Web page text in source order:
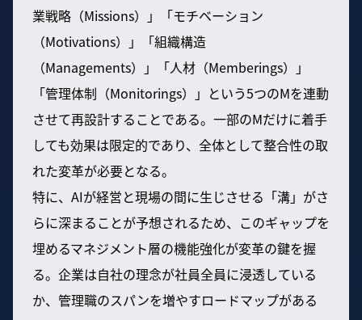
業戦略（Missions）」「モチベーション
（Motivations）」「組織構造
（Managements）」「人材（Memberings）」
「管理体制（Monitorings）」という5つのMを連動
させて再設計することである。一部のMだけに着手
しても効果は限定的であり、全体として整合性の取
れた変革が必要となる。
特に、AIが経営と現場の間に生じさせる「溝」がさ
らに深まることが予想されるため、このギャップを
埋めるマネジメント層の機能強化が変革の鍵を握
る。企業は自社の理念が社員全員に浸透している
か、管理職のスパンを増やすロードマップがある